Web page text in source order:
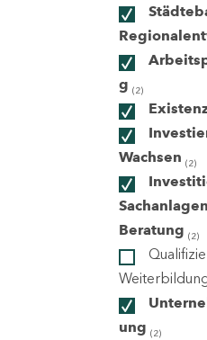
g (2)
Wachsen (2)
Beratung (2)
ung (2)